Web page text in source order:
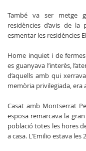
També va ser metge
residències d’avis de
esmentar les residències
Home inquiet i de
es guanyava l’interès,
d’aquells amb qui
memòria privilegiada,
Casat amb Montserrat
esposa remarcava la
població totes les hores
a casa. L'Emilio estava